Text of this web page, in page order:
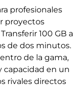
profesionales
proyectos
100 GB a
de dos minutos.
de la gama,
capacidad en un
rivales directos